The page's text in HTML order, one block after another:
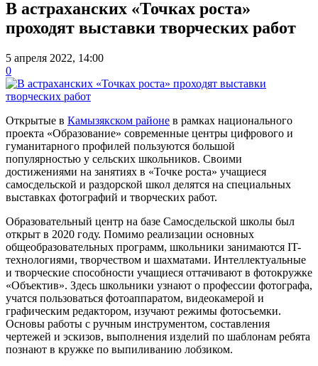
В астраханских «Точках роста»
проходят выставки творческих работ
5 апреля 2022, 14:00
0
Открытые в Камызякском районе в рамках национального
проекта «Образование» современные центры цифрового и
гуманитарного профилей пользуются большой
популярностью у сельских школьников. Своими
достижениями на занятиях в «Точке роста» учащиеся
самосдельской и раздорской школ делятся на специальных
выставках фотографий и творческих работ.
Образовательный центр на базе Самосдельской школы был
открыт в 2020 году. Помимо реализации основных
общеобразовательных программ, школьники занимаются IT-
технологиями, творчеством и шахматами. Интеллектуальные
и творческие способности учащиеся оттачивают в фотокружке
«Объектив». Здесь школьники узнают о профессии фотографа,
учатся пользоваться фотоаппаратом, видеокамерой и
графическим редактором, изучают режимы фотосъемки.
Основы работы с ручным инструментом, составления
чертежей и эскизов, выполнения изделий по шаблонам ребята
познают в кружке по выпиливанию лобзиком.